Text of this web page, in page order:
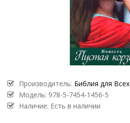
Производитель: Библия для Всех
Модель: 978-5-7454-1456-5
Наличие: Есть в наличии